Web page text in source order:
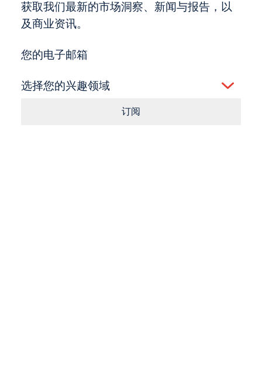
获取我们最新的市场洞察、新闻与报告，以
及商业资讯。
您的电子邮箱
选择您的兴趣领域
和 隐私政策
订阅